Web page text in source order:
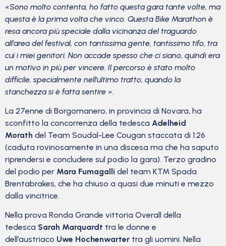
«Sono molto contenta, ho fatto questa gara tante volte, ma
questa è la prima volta che vinco. Questa Bike Marathon è
resa ancora più speciale dalla vicinanza del traguardo
all’area del festival, con tantissima gente, tantissimo tifo, tra
cui i miei genitori. Non accade spesso che ci siano, quindi era
un motivo in più per vincere. Il percorso è stato molto
difficile, specialmente nell’ultimo tratto, quando la
stanchezza si è fatta sentire ».
La 27enne di Borgomanero, in provincia di Novara, ha
sconfitto la concorrenza della tedesca Adelheid
Morath del Team Soudal-Lee Cougan staccata di 1:26
(caduta rovinosamente in una discesa ma che ha saputo
riprendersi e concludere sul podio la gara). Terzo gradino
del podio per Mara Fumagalli del team KTM Spada
Brentabrakes, che ha chiuso a quasi due minuti e mezzo
dalla vincitrice.
Nella prova Ronda Grande vittoria Overall della
tedesca Sarah Marquardt tra le donne e
dell’austriaco Uwe Hochenwarter tra gli uomini. Nella